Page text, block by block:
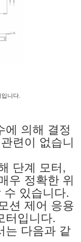
입니다.
에 의해 결정
련이 없습니
단계 모터,
우 정확한 위
있습니다.
션 제어 응용
터입니다.
는 다음과 같